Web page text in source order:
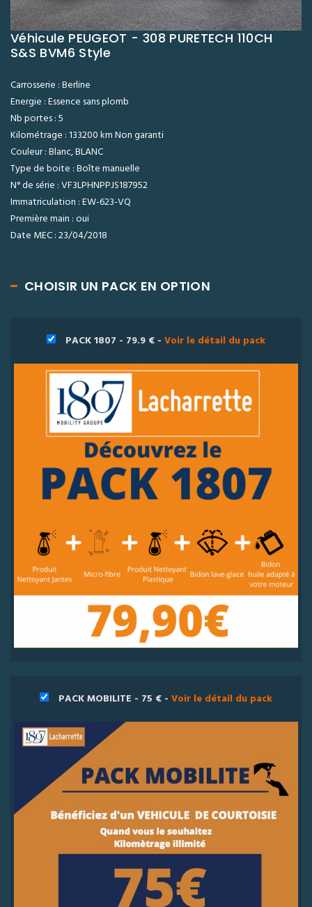
Véhicule PEUGEOT - 308 PURETECH 110CH
S&S BVM6 Style
Carrosserie : Berline
Energie : Essence sans plomb
Nb portes : 5
Kilométrage : 133200 km Non garanti
Couleur : Blanc, BLANC
Type de boite : Boîte manuelle
N° de série : VF3LPHNPPJS187952
Immatriculation : EW-623-VQ
Première main : oui
Date MEC : 23/04/2018
CHOISIR UN PACK EN OPTION
PACK 1807 - 79.9 € - Voir le détail du pack
PACK MOBILITE - 75 € - Voir le détail du pack